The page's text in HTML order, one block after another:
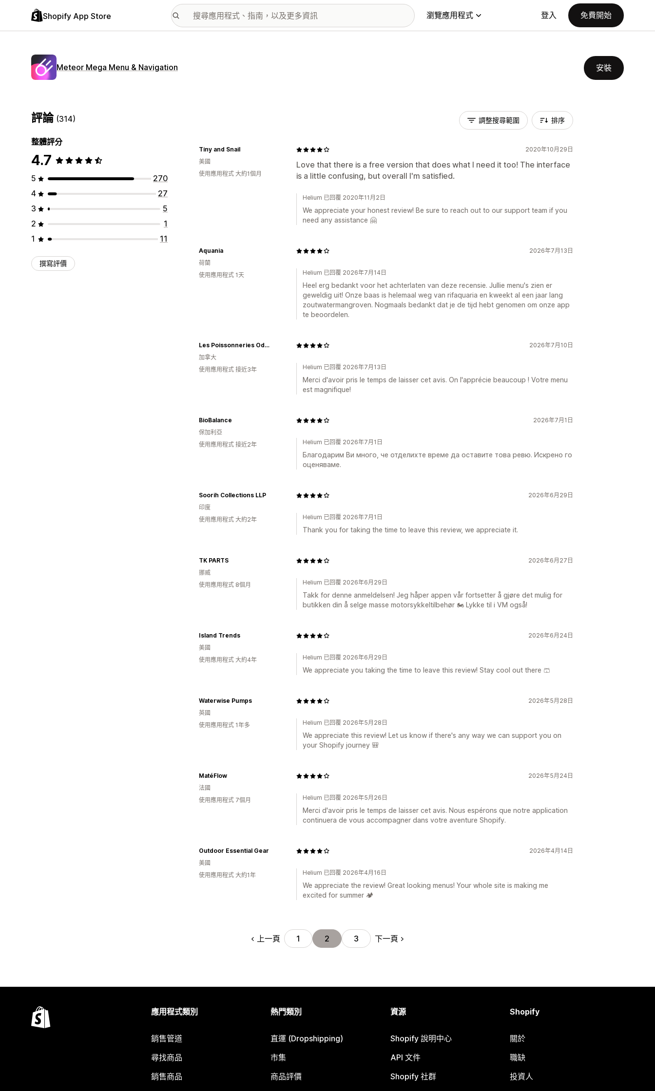
Shopify App Store 瀏覽應用程式 登入 免費開始
Meteor Mega Menu & Navigation 安裝
評論 (314)
整體評分
4.7
5
270
4
27
3
5
2
1
1
11
撰寫評價
調整搜尋範圍 排序
2020年10月29日
Love that there is a free version that does what I need it too! The interface
is a little confusing, but overall I'm satisfied.
Tiny and Snail
美國
使用應用程式 大約1個月
Helium 已回覆 2020年11月2日
We appreciate your honest review! Be sure to reach out to our support team if you
need any assistance 🤗
2026年7月13日
Aquania
荷蘭
使用應用程式 1天
Helium 已回覆 2026年7月14日
Heel erg bedankt voor het achterlaten van deze recensie. Jullie menu's zien er
geweldig uit! Onze baas is helemaal weg van rifaquaria en kweekt al een jaar lang
zoutwatermangroven. Nogmaals bedankt dat je de tijd hebt genomen om onze app
te beoordelen.
2026年7月10日
Les Poissonneries Odessa
加拿大
使用應用程式 接近3年
Helium 已回覆 2026年7月13日
Merci d'avoir pris le temps de laisser cet avis. On l'apprécie beaucoup ! Votre menu
est magnifique!
2026年7月1日
BioBalance
保加利亞
使用應用程式 接近2年
Helium 已回覆 2026年7月1日
Благодарим Ви много, че отделихте време да оставите това ревю. Искрено го
оценяваме.
2026年6月29日
Soorih Collections LLP
印度
使用應用程式 大約2年
Helium 已回覆 2026年7月1日
Thank you for taking the time to leave this review, we appreciate it.
2026年6月27日
TK PARTS
挪威
使用應用程式 8個月
Helium 已回覆 2026年6月29日
Takk for denne anmeldelsen! Jeg håper appen vår fortsetter å gjøre det mulig for
butikken din å selge masse motorsykkeltilbehør 🏍️ Lykke til i VM også!
2026年6月24日
Island Trends
美國
使用應用程式 大約4年
Helium 已回覆 2026年6月29日
We appreciate you taking the time to leave this review! Stay cool out there 🩳
2026年5月28日
Waterwise Pumps
英國
使用應用程式 1年多
Helium 已回覆 2026年5月28日
We appreciate this review! Let us know if there's any way we can support you on
your Shopify journey 🎒
2026年5月24日
MatéFlow
法國
使用應用程式 7個月
Helium 已回覆 2026年5月26日
Merci d'avoir pris le temps de laisser cet avis. Nous espérons que notre application
continuera de vous accompagner dans votre aventure Shopify.
2026年4月14日
Outdoor Essential Gear
美國
使用應用程式 大約1年
Helium 已回覆 2026年4月16日
We appreciate the review! Great looking menus! Your whole site is making me
excited for summer 🏕️
上一頁 1 2 3 下一頁
應用程式類別
銷售管道
尋找商品
銷售商品
熱門類別
直運 (Dropshipping)
市集
商品評價
資源
Shopify 說明中心
API 文件
Shopify 社群
Shopify
關於
職缺
投資人